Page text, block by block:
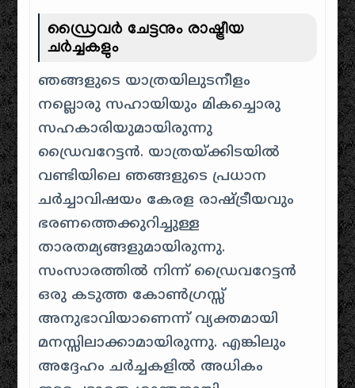
ഡ്രൈവർ ചേട്ടനും രാഷ്ട്രീയ
ചർച്ചകളും
ഞങ്ങളുടെ യാത്രയിലുടനീളം
നല്ലൊരു സഹായിയും മികച്ചൊരു
സഹകാരിയുമായിരുന്നു
ഡ്രൈവറേട്ടൻ. യാത്രയ്ക്കിടയിൽ
വണ്ടിയിലെ ഞങ്ങളുടെ പ്രധാന
ചർച്ചാവിഷയം കേരള രാഷ്ട്രീയവും
ഭരണത്തെക്കുറിച്ചുള്ള
താരതമ്യങ്ങളുമായിരുന്നു.
സംസാരത്തിൽ നിന്ന് ഡ്രൈവറേട്ടൻ
ഒരു കടുത്ത കോൺഗ്രസ്സ്
അനുഭാവിയാണെന്ന് വ്യക്തമായി
മനസ്സിലാക്കാമായിരുന്നു. എങ്കിലും
അദ്ദേഹം ചർച്ചകളിൽ അധികം